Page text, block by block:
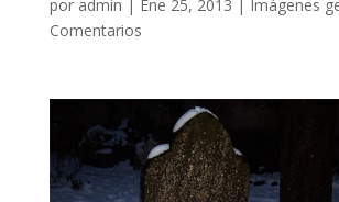
por admin | Ene 25, 2013 | Imágenes
Comentarios